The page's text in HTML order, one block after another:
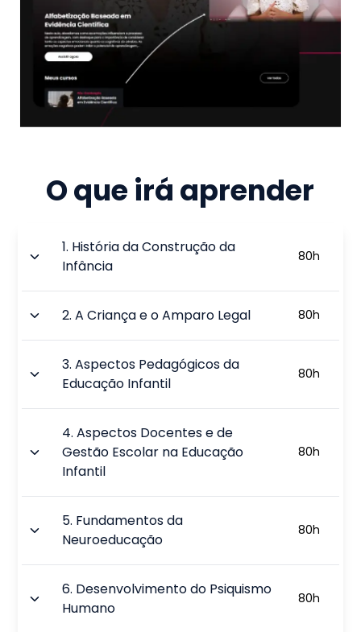
O que irá aprender
1. História da Construção da
Infância
80h
2.A Criança e o Amparo Legal 80h
3.Aspectos Pedagógicos da
Educação Infantil
80h
4.Aspectos Docentes e de
Gestão Escolar na Educação
Infantil
80h
5. Fundamentos da
Neuroeducação
80h
6. Desenvolvimento do Psiquismo
Humano
80h